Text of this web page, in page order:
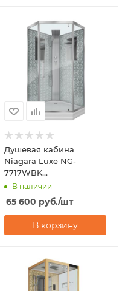
Душевая кабина
Niagara Luxe NG-
7717WBK
(1000x1000х2100)
В наличии
65 600 руб./шт
В корзину